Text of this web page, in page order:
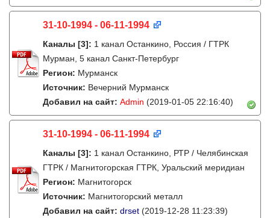
31-10-1994 - 06-11-1994
Каналы [3]: 1 канал Останкино, Россия / ГТРК
Мурман, 5 канал Санкт-Петербург
Регион: Мурманск
Источник: Вечерний Мурманск
Добавил на сайт: Admin (2019-01-05 22:16:40)
31-10-1994 - 06-11-1994
Каналы [3]: 1 канал Останкино, РТР / Челябинская
ГТРК / Магнитогорская ГТРК, Уральский меридиан
Регион: Магнитогорск
Источник: Магнитогорский металл
Добавил на сайт: drset (2019-12-28 11:23:39)